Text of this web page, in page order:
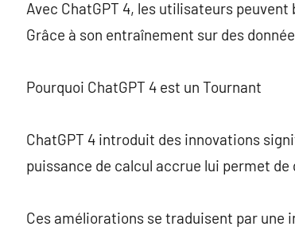
Avec ChatGPT 4, les utilisateurs
Grâce à son entraînement sur des
Pourquoi ChatGPT 4 est un Tournant
ChatGPT 4 introduit des innovations
puissance de calcul accrue lui permet
Ces améliorations se traduisent par une